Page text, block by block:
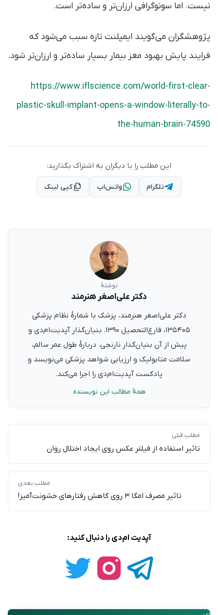
نیست. اما سونوگرافی ارزان‌تر و ساده‌تر است.
پژوهشگران می‌گویند ایمپلنت تازه سبب می‌شود که
فرایند پایش بهبود مغز بیمار بسیار ساده‌تر و ارزان‌تر شود.
https://www.iflscience.com/world-first-clear-
plastic-skull-implant-opens-a-window-literally-to-
the-human-brain-74590
این مطلب را با دیگران به اشتراک بگذارید:
تلگرام واتس‌اپ کپی لینک
نوشتهٔ
دکتر علی‌اصغر هنرمند
دکتر علی‌اصغر هنرمند، پزشک با شمارهٔ نظام پزشکی
۱۳۵۴۰۵، فارغ‌التحصیل ۱۳۹۰. بنیان‌گذار آپدیت‌ام‌دی و
پیش از آن بنیان‌گذار نارنجی. دربارهٔ طول عمر سالم،
سلامت متابولیک و ارزیابی شواهد پزشکی می‌نویسد و
پادکست آپدیت‌ام‌دی را اجرا می‌کند.
همهٔ مطالب این نویسنده
مطلب قبلی
تاثیر استفاده از فیلتر عکس روی ایجاد اختلال روان
مطلب بعدی
تاثیر مصرف امگا ۳ روی کاهش رفتارهای خشونت‌آمیز!
آپدیت ام‌دی را دنبال کنید: